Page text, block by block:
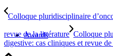
Awards
Colloque pluridisciplinaire
revue de la littérature Colloque
digestive: cas cliniques et revue